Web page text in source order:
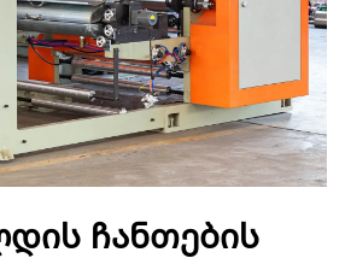
ჩანთების